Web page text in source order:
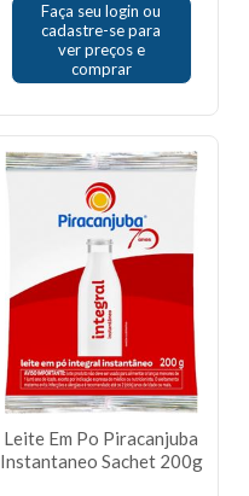
Faça seu login ou
cadastre-se para
ver preços e
comprar
Leite Em Po Piracanjuba
Instantaneo Sachet 200g